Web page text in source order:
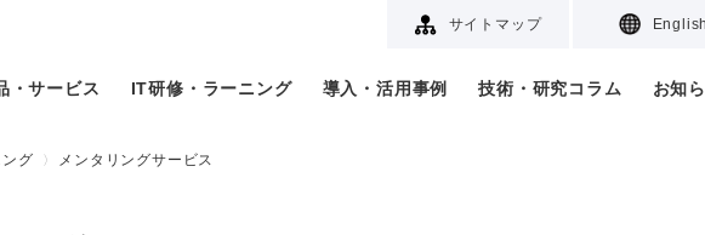
サイトマップ English
・サービス IT研修・ラーニング 導入・活用事例 技術・研究コラム お知
ング メンタリングサービス